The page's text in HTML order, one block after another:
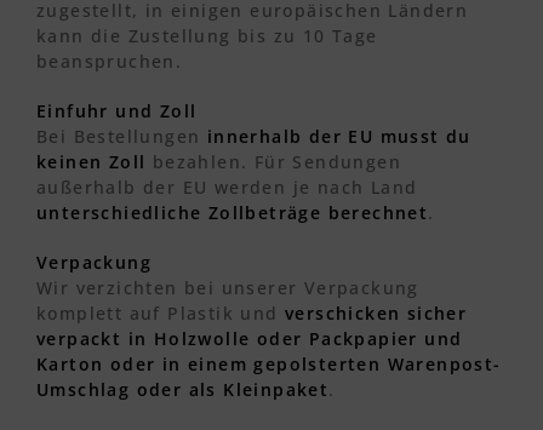
zugestellt, in einigen europäischen Ländern
kann die Zustellung bis zu 10 Tage
beanspruchen.
Einfuhr und Zoll
Bei Bestellungen innerhalb der EU musst du
keinen Zoll bezahlen. Für Sendungen
außerhalb der EU werden je nach Land
unterschiedliche Zollbeträge berechnet.
Verpackung
Wir verzichten bei unserer Verpackung
komplett auf Plastik und verschicken sicher
verpackt in Holzwolle oder Packpapier und
Karton oder in einem gepolsterten Warenpost-
Umschlag oder als Kleinpaket.